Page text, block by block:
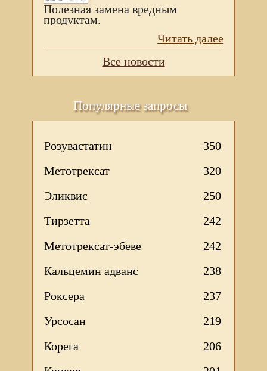
Полезная замена вредным
продуктам.
Читать далее
Все новости
Популярные запросы
Розувастатин
350
Метотрексат
320
Эликвис
250
Тирзетта
242
Метотрексат-эбеве
242
Кальцемин адванс
238
Роксера
237
Урсосан
219
Корега
206